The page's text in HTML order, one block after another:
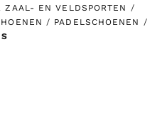
ZAAL- EN VELDSPORTEN /
/ PADELSCHOENEN /